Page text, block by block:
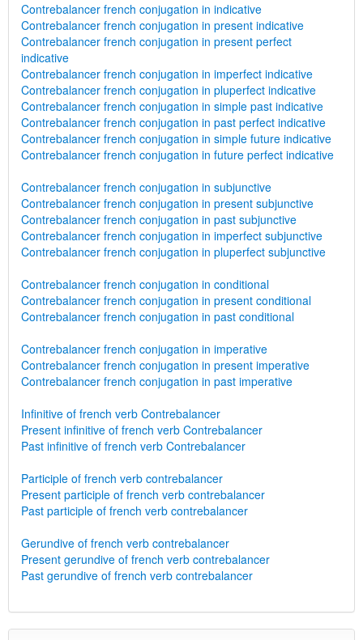
Contrebalancer french conjugation in indicative
Contrebalancer french conjugation in present indicative
Contrebalancer french conjugation in present perfect
indicative
Contrebalancer french conjugation in imperfect indicative
Contrebalancer french conjugation in pluperfect indicative
Contrebalancer french conjugation in simple past indicative
Contrebalancer french conjugation in past perfect indicative
Contrebalancer french conjugation in simple future indicative
Contrebalancer french conjugation in future perfect indicative
Contrebalancer french conjugation in subjunctive
Contrebalancer french conjugation in present subjunctive
Contrebalancer french conjugation in past subjunctive
Contrebalancer french conjugation in imperfect subjunctive
Contrebalancer french conjugation in pluperfect subjunctive
Contrebalancer french conjugation in conditional
Contrebalancer french conjugation in present conditional
Contrebalancer french conjugation in past conditional
Contrebalancer french conjugation in imperative
Contrebalancer french conjugation in present imperative
Contrebalancer french conjugation in past imperative
Infinitive of french verb Contrebalancer
Present infinitive of french verb Contrebalancer
Past infinitive of french verb Contrebalancer
Participle of french verb contrebalancer
Present participle of french verb contrebalancer
Past participle of french verb contrebalancer
Gerundive of french verb contrebalancer
Present gerundive of french verb contrebalancer
Past gerundive of french verb contrebalancer